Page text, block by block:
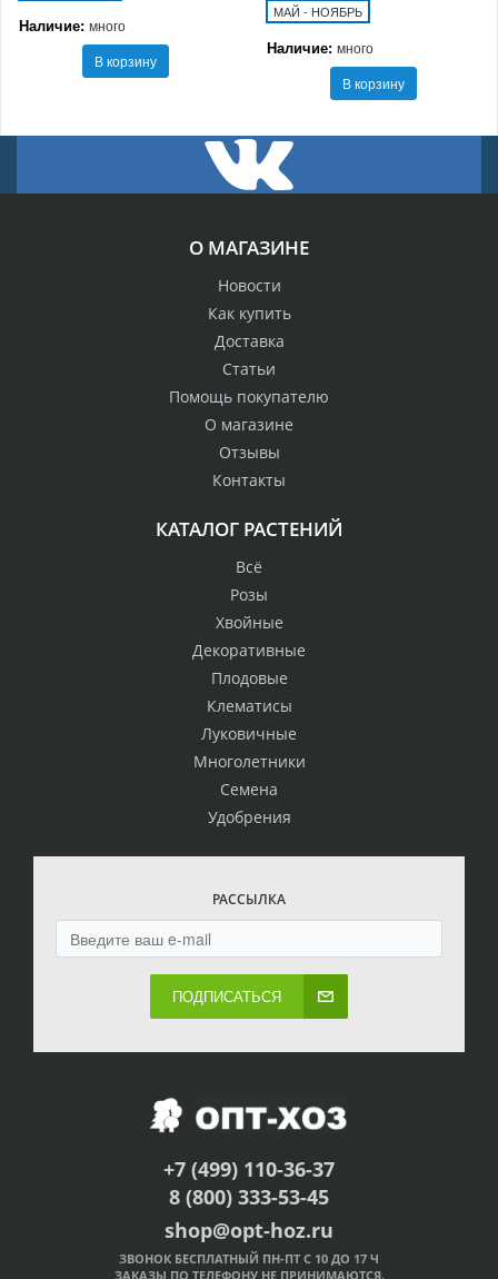
Наличие: много
В корзину
МАЙ - НОЯБРЬ
Наличие: много
В корзину
О МАГАЗИНЕ
Новости
Как купить
Доставка
Статьи
Помощь покупателю
О магазине
Отзывы
Контакты
КАТАЛОГ РАСТЕНИЙ
Всё
Розы
Хвойные
Декоративные
Плодовые
Клематисы
Луковичные
Многолетники
Семена
Удобрения
РАССЫЛКА
ПОДПИСАТЬСЯ
+7 (499) 110-36-37
8 (800) 333-53-45
shop@opt-hoz.ru
ЗВОНОК БЕСПЛАТНЫЙ ПН-ПТ С 10 ДО 17 Ч
ЗАКАЗЫ ПО ТЕЛЕФОНУ НЕ ПРИНИМАЮТСЯ.